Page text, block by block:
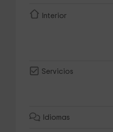
Interior
Servicios
Idiomas